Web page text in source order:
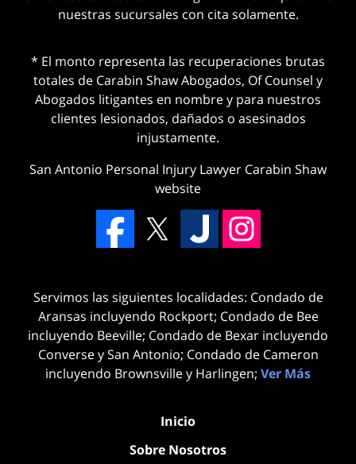
nuestras sucursales con cita solamente.
* El monto representa las recuperaciones brutas
totales de Carabin Shaw Abogados, Of Counsel y
Abogados litigantes en nombre y para nuestros
clientes lesionados, dañados o asesinados
injustamente.
San Antonio Personal Injury Lawyer Carabin Shaw
website
Servimos las siguientes localidades: Condado de
Aransas incluyendo Rockport; Condado de Bee
incluyendo Beeville; Condado de Bexar incluyendo
Converse y San Antonio; Condado de Cameron
incluyendo Brownsville y Harlingen; Ver Más
Inicio
Sobre Nosotros